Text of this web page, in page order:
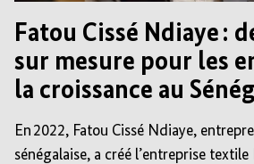
Fatou Cissé Ndiaye :
sur mesure pour les
la croissance au
En 2022, Fatou Cissé Ndiaye,
sénégalaise, a créé l’entreprise